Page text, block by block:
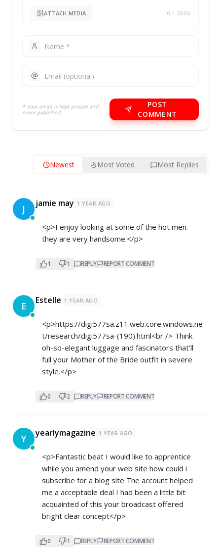
ATTACH MEDIA 0 / 2000
* Your email is kept private and
never published.
POST
COMMENT
Newest Most Voted Most Replies
J jamie may 1 YEAR AGO
<p>I enjoy looking at some of the hot men.
they are very handsome.</p>
1 1 REPLY REPORT COMMENT
E Estelle 1 YEAR AGO
<p>https://digi577sa.z11.web.core.windows.ne
t/research/digi577sa-(190).html<br /> Think
oh-so-elegant luggage and fascinators that’ll
full your Mother of the Bride outfit in severe
style.</p>
0 2 REPLY REPORT COMMENT
Y yearlymagazine 1 YEAR AGO
<p>Fantastic beat I would like to apprentice
while you amend your web site how could i
subscribe for a blog site The account helped
me a acceptable deal I had been a little bit
acquainted of this your broadcast offered
bright clear concept</p>
0 1 REPLY REPORT COMMENT